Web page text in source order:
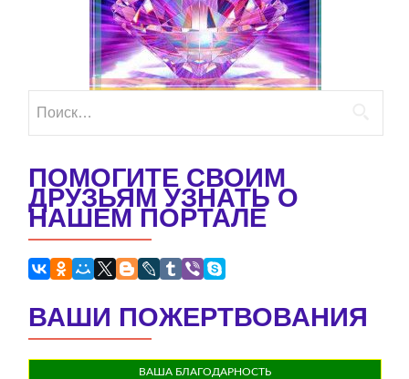
ПОМОГИТЕ СВОИМ
ДРУЗЬЯМ УЗНАТЬ О
НАШЕМ ПОРТАЛЕ
ВАШИ ПОЖЕРТВОВАНИЯ
ВАША БЛАГОДАРНОСТЬ